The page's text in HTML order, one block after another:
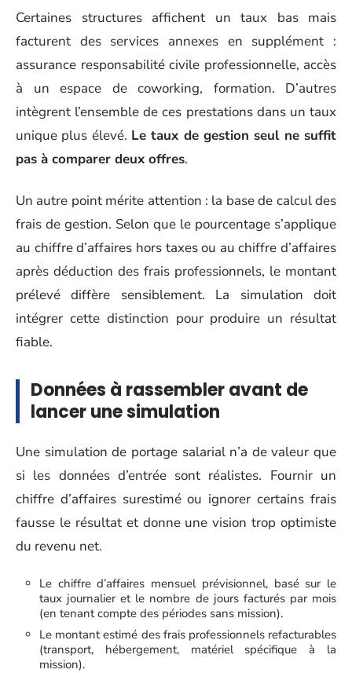
Certaines structures affichent un taux bas mais
facturent des services annexes en supplément :
assurance responsabilité civile professionnelle, accès
à un espace de coworking, formation. D’autres
intègrent l’ensemble de ces prestations dans un taux
unique plus élevé. Le taux de gestion seul ne suffit
pas à comparer deux offres.
Un autre point mérite attention : la base de calcul des
frais de gestion. Selon que le pourcentage s’applique
au chiffre d’affaires hors taxes ou au chiffre d’affaires
après déduction des frais professionnels, le montant
prélevé diffère sensiblement. La simulation doit
intégrer cette distinction pour produire un résultat
fiable.
Données à rassembler avant de
lancer une simulation
Une simulation de portage salarial n’a de valeur que
si les données d’entrée sont réalistes. Fournir un
chiffre d’affaires surestimé ou ignorer certains frais
fausse le résultat et donne une vision trop optimiste
du revenu net.
Le chiffre d’affaires mensuel prévisionnel, basé sur le
taux journalier et le nombre de jours facturés par mois
(en tenant compte des périodes sans mission).
Le montant estimé des frais professionnels refacturables
(transport, hébergement, matériel spécifique à la
mission).